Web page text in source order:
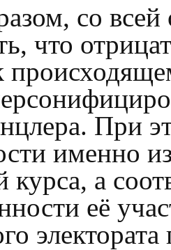
со
что
При
именно
курса, а
её